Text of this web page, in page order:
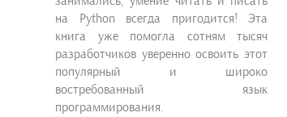
на Python всегда пригодится! Эта
книга уже помогла сотням тысяч
разработчиков уверенно освоить этот
популярный и широко
востребованный язык
программирования.